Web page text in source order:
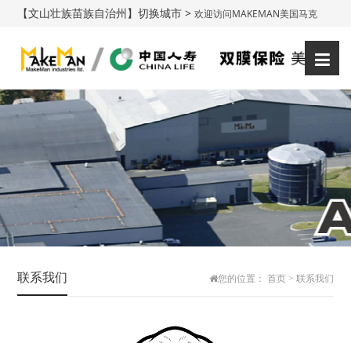
【文山壮族苗族自治州】切换城市 >欢迎访问MAKEMAN美国马克
|注册
联系我们 您的位置： 首页> 联系我们